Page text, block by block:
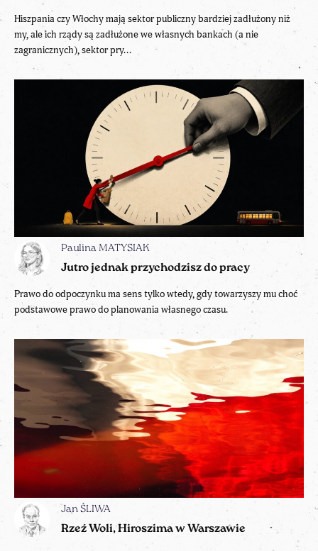
Hiszpania czy Włochy mają sektor publiczny bardziej zadłużony niż
my, ale ich rządy są zadłużone we własnych bankach (a nie
zagranicznych), sektor pry...
Paulina MATYSIAK
Jutro jednak przychodzisz do pracy
Prawo do odpoczynku ma sens tylko wtedy, gdy towarzyszy mu choć
podstawowe prawo do planowania własnego czasu.
Jan ŚLIWA
Rzeź Woli, Hiroszima w Warszawie